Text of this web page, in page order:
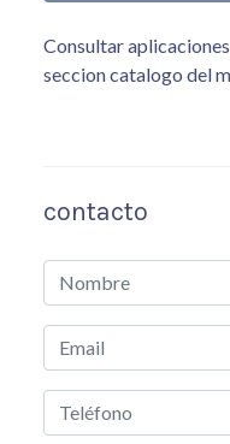
Consultar
seccion catalogo del
contacto